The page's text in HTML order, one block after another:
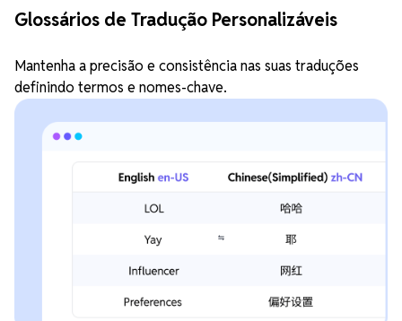
Glossários de Tradução Personalizáveis
Mantenha a precisão e consistência nas suas traduções
definindo termos e nomes-chave.